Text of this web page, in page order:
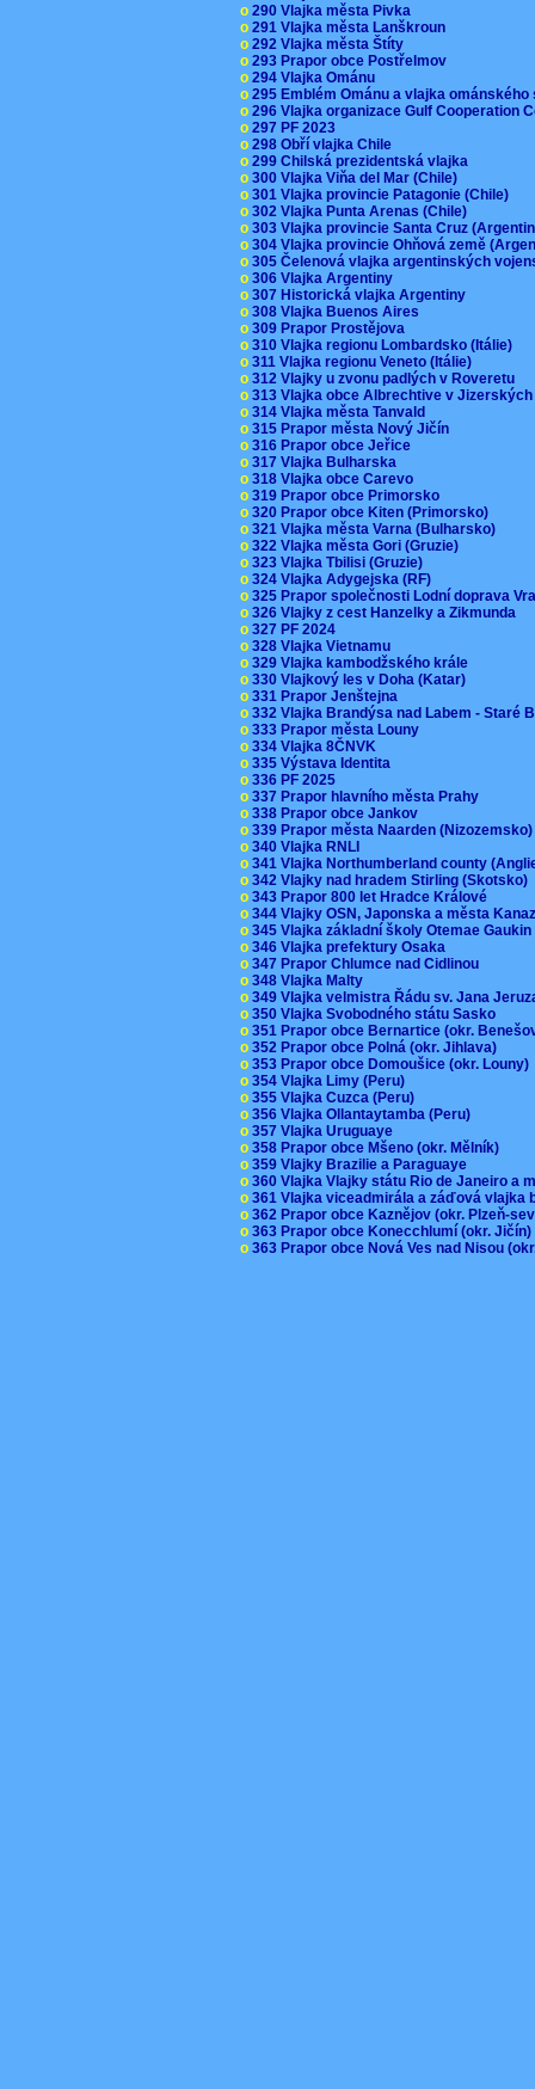
o 290 Vlajka města Pivka
o 291 Vlajka města Lanškroun
o 292 Vlajka města Štíty
o 293 Prapor obce Postřelmov
o 294 Vlajka Ománu
o 295 Emblém Ománu a vlajka
o 296 Vlajka organizace Gulf Cooperation
o 297 PF 2023
o 298 Obří vlajka Chile
o 299 Chilská prezidentská vlajka
o 300 Vlajka Viňa del Mar (Chile)
o 301 Vlajka provincie Patagonie (Chile)
o 302 Vlajka Punta Arenas (Chile)
o 303 Vlajka provincie Santa Cruz
o 304 Vlajka provincie Ohňová země
o 305 Čelenová vlajka argentinských
o 306 Vlajka Argentiny
o 307 Historická vlajka Argentiny
o 308 Vlajka Buenos Aires
o 309 Prapor Prostějova
o 310 Vlajka regionu Lombardsko (Itálie)
o 311 Vlajka regionu Veneto (Itálie)
o 312 Vlajky u zvonu padlých v Roveretu
o 313 Vlajka obce Albrechtive v
o 314 Vlajka města Tanvald
o 315 Prapor města Nový Jičín
o 316 Prapor obce Jeřice
o 317 Vlajka Bulharska
o 318 Vlajka obce Carevo
o 319 Prapor obce Primorsko
o 320 Prapor obce Kiten (Primorsko)
o 321 Vlajka města Varna (Bulharsko)
o 322 Vlajka města Gori (Gruzie)
o 323 Vlajka Tbilisi (Gruzie)
o 324 Vlajka Adygejska (RF)
o 325 Prapor společnosti Lodní doprava
o 326 Vlajky z cest Hanzelky a Zikmunda
o 327 PF 2024
o 328 Vlajka Vietnamu
o 329 Vlajka kambodžského krále
o 330 Vlajkový les v Doha (Katar)
o 331 Prapor Jenštejna
o 332 Vlajka Brandýsa nad Labem - Staré
o 333 Prapor města Louny
o 334 Vlajka 8ČNVK
o 335 Výstava Identita
o 336 PF 2025
o 337 Prapor hlavního města Prahy
o 338 Prapor obce Jankov
o 339 Prapor města Naarden
o 340 Vlajka RNLI
o 341 Vlajka Northumberland county
o 342 Vlajky nad hradem Stirling (Skotsko)
o 343 Prapor 800 let Hradce Králové
o 344 Vlajky OSN, Japonska a města
o 345 Vlajka základní školy Otemae
o 346 Vlajka prefektury Osaka
o 347 Prapor Chlumce nad Cidlinou
o 348 Vlajka Malty
o 349 Vlajka velmistra Řádu sv. Jana
o 350 Vlajka Svobodného státu Sasko
o 351 Prapor obce Bernartice (okr.
o 352 Prapor obce Polná (okr. Jihlava)
o 353 Prapor obce Domoušice (okr. Louny)
o 354 Vlajka Limy (Peru)
o 355 Vlajka Cuzca (Peru)
o 356 Vlajka Ollantaytamba (Peru)
o 357 Vlajka Uruguaye
o 358 Prapor obce Mšeno (okr. Mělník)
o 359 Vlajky Brazilie a Paraguaye
o 360 Vlajka Vlajky státu Rio de Janeiro a
o 361 Vlajka viceadmirála a záďová
o 362 Prapor obce Kaznějov (okr. Plzeň-
o 363 Prapor obce Konecchlumí (okr.
o 363 Prapor obce Nová Ves nad Nisou